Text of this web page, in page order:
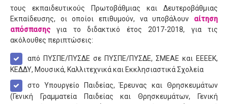
τους εκπαιδευτικούς Πρωτοβάθμιας και Δευτεροβάθμιας
Εκπαίδευσης, οι οποίοι επιθυμούν, να υποβάλουν αίτηση
απόσπασης για το διδακτικό έτος 2017-2018, για τις
ακόλουθες περιπτώσεις:
από ΠΥΣΠΕ/ΠΥΣΔΕ σε ΠΥΣΠΕ/ΠΥΣΔΕ, ΣΜΕΑΕ και ΕΕΕΕΚ,
ΚΕΔΔΥ, Μουσικά, Καλλιτεχνικά και Εκκλησιαστικά Σχολεία
στο Υπουργείο Παιδείας, Έρευνας και Θρησκευμάτων
(Γενική Γραμματεία Παιδείας και Θρησκευμάτων, Γενική